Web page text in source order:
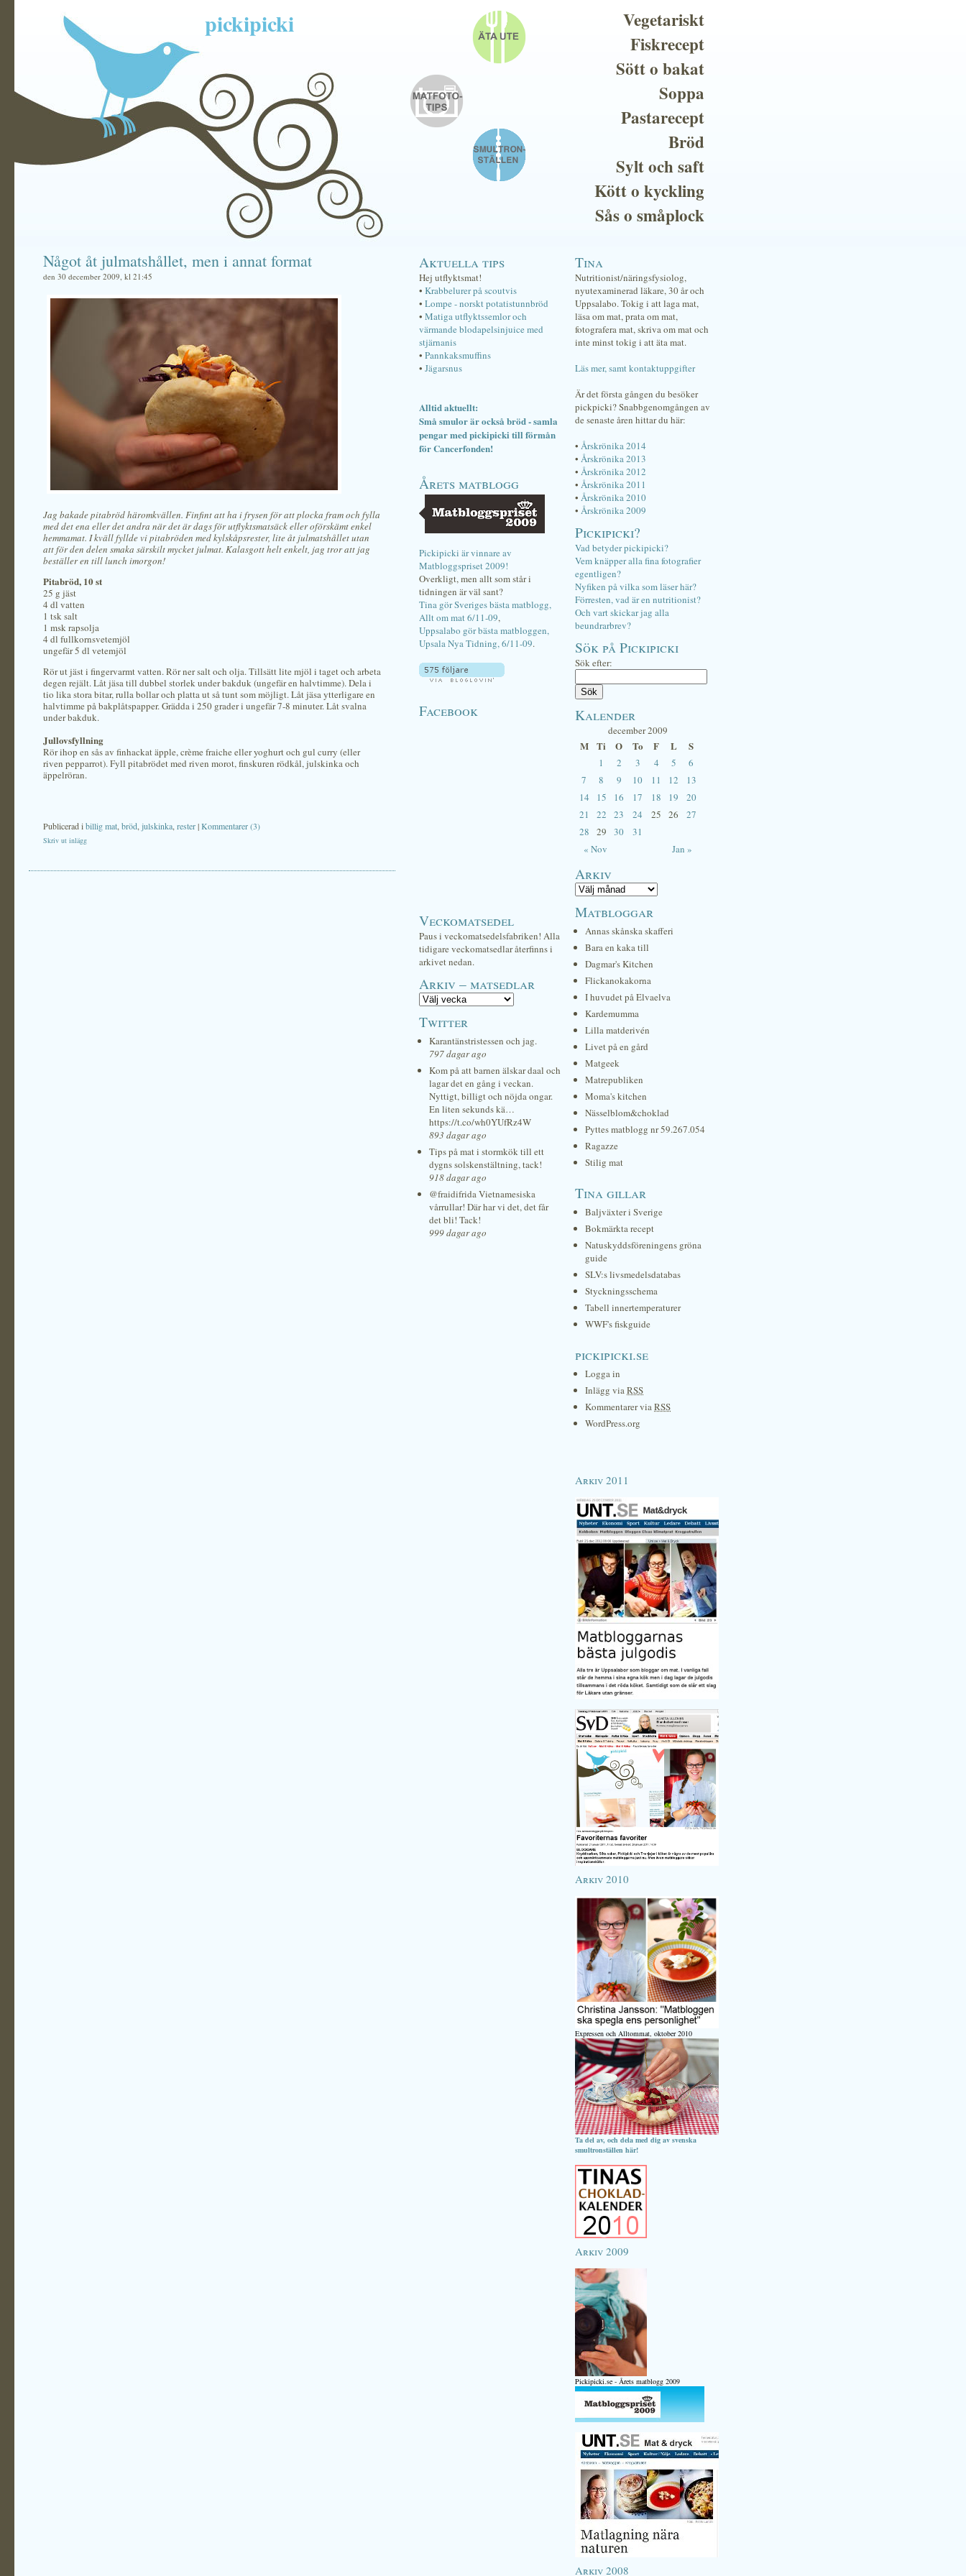
pickipicki
Vegetariskt
Fiskrecept
Sött o bakat
Soppa
Pastarecept
Bröd
Sylt och saft
Kött o kyckling
Sås o småplock
Något åt julmatshållet, men i annat format
den 30 december 2009, kl 21:45
Jag bakade pitabröd häromkvällen. Finfint att ha i frysen för att plocka fram och fylla
med det ena eller det andra när det är dags för utflyktsmatsäck eller oförskämt enkel
hemmamat. I kväll fyllde vi pitabröden med kylskåpsrester, lite åt julmatshållet utan
att för den delen smaka särskilt mycket julmat. Kalasgott helt enkelt, jag tror att jag
beställer en till lunch imorgon!
Pitabröd, 10 st
25 g jäst
4 dl vatten
1 tsk salt
1 msk rapsolja
4 dl fullkornsvetemjöl
ungefär 5 dl vetemjöl
Rör ut jäst i fingervarmt vatten. Rör ner salt och olja. Tillsätt lite mjöl i taget och arbeta
degen rejält. Låt jäsa till dubbel storlek under bakduk (ungefär en halvtimme). Dela i
tio lika stora bitar, rulla bollar och platta ut så tunt som möjligt. Låt jäsa ytterligare en
halvtimme på bakplåtspapper. Grädda i 250 grader i ungefär 7-8 minuter. Låt svalna
under bakduk.
Jullovsfyllning
Rör ihop en sås av finhackat äpple, crème fraiche eller yoghurt och gul curry (eller
riven pepparrot). Fyll pitabrödet med riven morot, finskuren rödkål, julskinka och
äppelröran.
Publicerad ibillig mat bröd julskinka rester|Kommentarer (3)
Skriv ut inlägg
Aktuella tips
Hej utflyktsmat!
• Krabbelurer på scoutvis
• Lompe - norskt potatistunnbröd
• Matiga utflyktssemlor och
värmande blodapelsinjuice med
stjärnanis
• Pannkaksmuffins
• Jägarsnus
Alltid aktuellt:
Små smulor är också bröd - samla
pengar med pickipicki till förmån
för Cancerfonden!
Årets matblogg
Pickipicki är vinnare av
Matbloggspriset 2009!
Overkligt, men allt som står i
tidningen är väl sant?
Tina gör Sveriges bästa matblogg,
Allt om mat 6/11-09,
Uppsalabo gör bästa matbloggen,
Upsala Nya Tidning, 6/11-09.
Facebook
Veckomatsedel
Paus i veckomatsedelsfabriken! Alla
tidigare veckomatsedlar återfinns i
arkivet nedan.
Arkiv – matsedlar
Twitter
Karantänstristessen och jag.
797 dagar ago
Kom på att barnen älskar daal och
lagar det en gång i veckan.
Nyttigt, billigt och nöjda ongar.
En liten sekunds kä…
https://t.co/wh0YUfRz4W
893 dagar ago
Tips på mat i stormkök till ett
dygns solskenstältning, tack!
918 dagar ago
@fraidifrida Vietnamesiska
vårrullar! Där har vi det, det får
det bli! Tack!
999 dagar ago
Tina
Nutritionist/näringsfysiolog,
nyutexaminerad läkare, 30 år och
Uppsalabo. Tokig i att laga mat,
läsa om mat, prata om mat,
fotografera mat, skriva om mat och
inte minst tokig i att äta mat.
Läs mer, samt kontaktuppgifter
Är det första gången du besöker
pickpicki? Snabbgenomgången av
de senaste åren hittar du här:
• Årskrönika 2014
• Årskrönika 2013
• Årskrönika 2012
• Årskrönika 2011
• Årskrönika 2010
• Årskrönika 2009
Pickipicki?
Vad betyder pickipicki?
Vem knäpper alla fina fotografier
egentligen?
Nyfiken på vilka som läser här?
Förresten, vad är en nutritionist?
Och vart skickar jag alla
beundrarbrev?
Sök på Pickipicki
Sök efter:
Kalender
december 2009
M Ti O To F L S
« Nov Jan »
1 2 3 4 5
6
7
8 9 10 11 12
13
14
15 16 17 18 19
20
21
22 23 24 25 26
27
28
29 30 31
Arkiv
Matbloggar
Annas skånska skafferi
Bara en kaka till
Dagmar's Kitchen
Flickanokakorna
I huvudet på Elvaelva
Kardemumma
Lilla matderivén
Livet på en gård
Matgeek
Matrepubliken
Moma's kitchen
Nässelblom&choklad
Pyttes matblogg nr 59.267.054
Ragazze
Stilig mat
Tina gillar
Baljväxter i Sverige
Bokmärkta recept
Natuskyddsföreningens gröna
guide
SLV:s livsmedelsdatabas
Styckningsschema
Tabell innertemperaturer
WWF's fiskguide
pickipicki.se
Logga in
Inlägg viaRSS
Kommentarer viaRSS
WordPress.org
Arkiv 2011
Arkiv 2010
Expressen och Alltommat, oktober 2010
Ta del av, och dela med dig av svenska
smultronställen här!
Arkiv 2009
Pickipicki.se - Årets matblogg 2009
Arkiv 2008